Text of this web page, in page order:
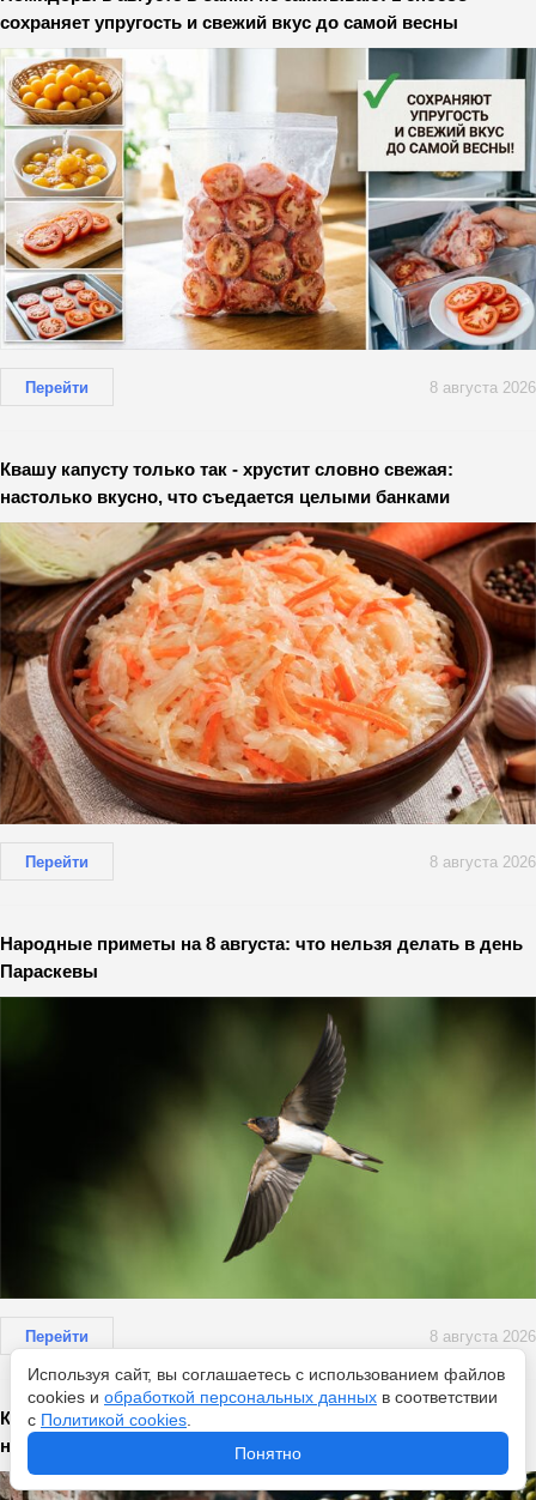
сохраняет упругость и свежий вкус до самой весны
Перейти 8 августа 2026
Квашу капусту только так - хрустит словно свежая:
настолько вкусно, что съедается целыми банками
Перейти 8 августа 2026
Народные приметы на 8 августа: что нельзя делать в день
Параскевы
Перейти 8 августа 2026
Как быстро избавиться от мышей в доме: топовые
народные способы
Используя сайт, вы соглашаетесь с использованием файлов
cookies и обработкой персональных данных в соответствии
с Политикой cookies
Понятно